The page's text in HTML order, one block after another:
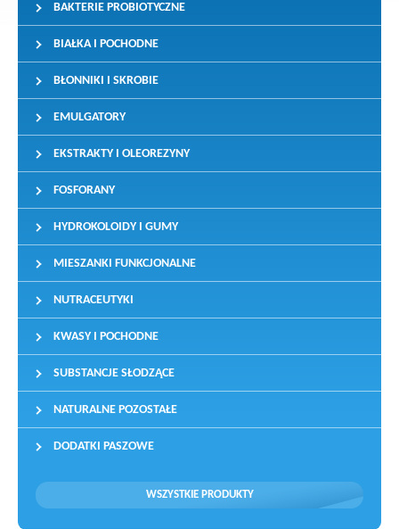
BAKTERIE PROBIOTYCZNE
BIAŁKA I POCHODNE
BŁONNIKI I SKROBIE
EMULGATORY
EKSTRAKTY I OLEOREZYNY
FOSFORANY
HYDROKOLOIDY I GUMY
MIESZANKI FUNKCJONALNE
NUTRACEUTYKI
KWASY I POCHODNE
SUBSTANCJE SŁODZĄCE
NATURALNE POZOSTAŁE
DODATKI PASZOWE
WSZYSTKIE PRODUKTY